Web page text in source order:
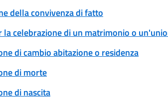
della convivenza di fatto
la celebrazione di un matrimonio o
di cambio abitazione o residenza
di morte
di nascita